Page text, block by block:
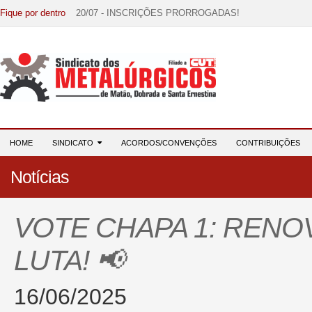
Fique por dentro 20/07 - INSCRIÇÕES PRORROGADAS!
07/07 - Increva-se! Link na descrição!
03/08 - DATA-BASE 2026: HORA DE UNIÃO E
HOME SINDICATO ACORDOS/CONVENÇÕES CONTRIBUIÇÕES
Notícias
VOTE CHAPA 1:
LUTA! 📢
16/06/2025